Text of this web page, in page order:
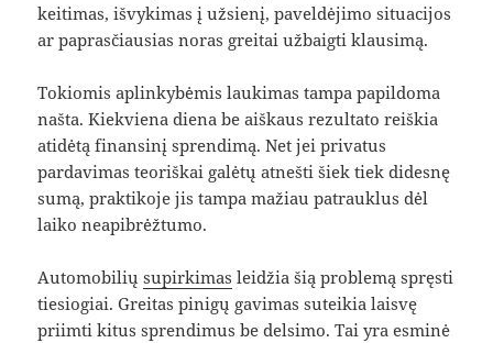
keitimas, išvykimas į užsienį, paveldėjimo situacijos
ar paprasčiausias noras greitai užbaigti klausimą.
Tokiomis aplinkybėmis laukimas tampa papildoma
našta. Kiekviena diena be aiškaus rezultato reiškia
atidėtą finansinį sprendimą. Net jei privatus
pardavimas teoriškai galėtų atnešti šiek tiek didesnę
sumą, praktikoje jis tampa mažiau patrauklus dėl
laiko neapibrėžtumo.
Automobiliųsupirkimas leidžia šią problemą spręsti
tiesiogiai. Greitas pinigų gavimas suteikia laisvę
priimti kitus sprendimus be delsimo. Tai yra esminė